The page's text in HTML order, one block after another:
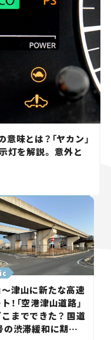
味とは？「ヤカン」
灯を解説。 意外と
津山に新たな高速
！「空港津山道路」
までできた？ 国道
渋滞緩和に期待。